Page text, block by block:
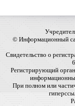
© Информационный
Свидетельство о
Регистрирующий
При полном или